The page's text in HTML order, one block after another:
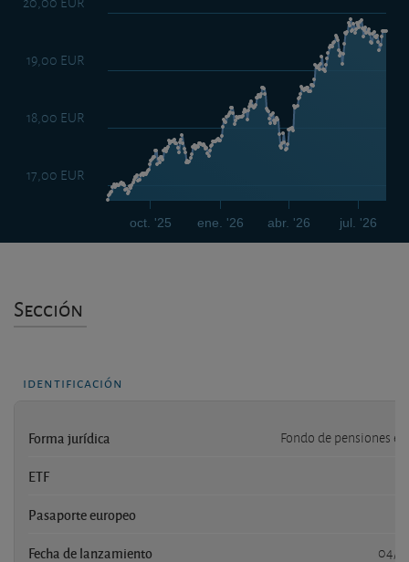
ene. '26 jul. '26
oct. '25 abr. '26
17,00 EUR
18,00 EUR
19,00 EUR
Sección
identificación
Forma jurídica Fondo de pensiones
ETF
Pasaporte europeo
Fecha de lanzamiento 04/